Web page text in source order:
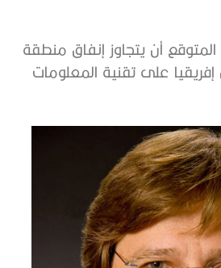
أن يتجاوز إنفاق منطقة
على تقنية المعلومات